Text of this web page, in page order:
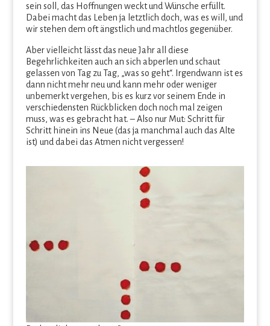
sein soll, das Hoffnungen weckt und Wünsche erfüllt.
Dabei macht das Leben ja letztlich doch, was es will, und
wir stehen dem oft ängstlich und machtlos gegenüber.
Aber vielleicht lässt das neue Jahr all diese
Begehrlichkeiten auch an sich abperlen und schaut
gelassen von Tag zu Tag, „was so geht“. Irgendwann ist es
dann nicht mehr neu und kann mehr oder weniger
unbemerkt vergehen, bis es kurz vor seinem Ende in
verschiedensten Rückblicken doch noch mal zeigen
muss, was es gebracht hat. – Also nur Mut: Schritt für
Schritt hinein ins Neue (das ja manchmal auch das Alte
ist) und dabei das Atmen nicht vergessen!